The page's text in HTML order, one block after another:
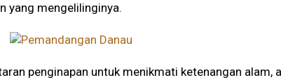
yang mengelilinginya.
penginapan untuk menikmati ketenangan alam,